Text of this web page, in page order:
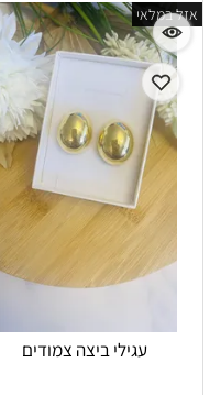
אזל במלאי
עגילי ביצה צמודים